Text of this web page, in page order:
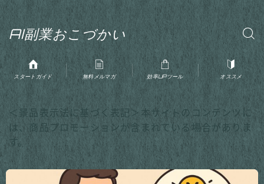
AI副業おこづかい
スタートガイド 無料メルマガ 効率UPツール オススメ
＜景品表示法に基づく表記＞本サイトのコンテンツに
は、商品プロモーションが含まれている場合がありま
す。